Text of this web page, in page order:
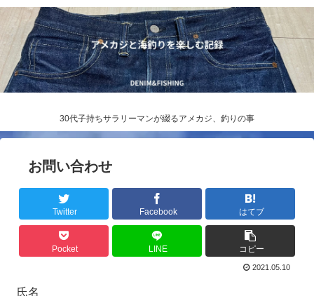
30代子持ちサラリーマンが綴るアメカジ、釣りの事
お問い合わせ
Twitter Facebook はてブ
Pocket LINE コピー
2021.05.10
氏名